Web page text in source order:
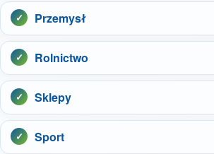
Przemysł
Rolnictwo
Sklepy
Sport